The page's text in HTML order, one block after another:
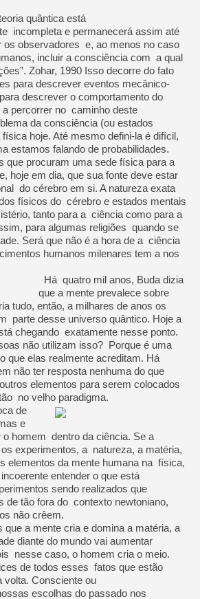
quântica está
incompleta e permanecerá assim até
os observadores e, ao menos no caso
incluir a consciência com a qual
Zohar, 1990 Isso decorre do fato
para descrever eventos mecânico-
descrever o comportamento do
a percorrer no caminho deste
da consciência (ou estados
hoje. Até mesmo defini-la é difícil,
estamos falando de probabilidades.
que procuram uma sede física para a
hoje em dia, que sua fonte deve estar
do cérebro em si. A natureza exata
físicos do cérebro e estados mentais
tanto para a ciência como para a
para algumas religiões quando se
Será que não é a hora de a ciência
humanos milenares tem a nos
Há quatro mil anos, Buda dizia
que a mente prevalece sobre
tudo, então, a milhares de anos os
parte desse universo quântico. Hoje a
chegando exatamente nesse ponto.
não utilizam isso? Porque é uma
que elas realmente acreditam. Há
não ter resposta nenhuma do que
elementos para serem colocados
no velho paradigma.
de
e
homem dentro da ciência. Se a
experimentos, a natureza, a matéria,
elementos da mente humana na física,
entender o que está
sendo realizados que
de tão fora do contexto newtoniano,
não crêem.
a mente cria e domina a matéria, a
diante do mundo vai aumentar
nesse caso, o homem cria o meio.
de todos esses fatos que estão
volta. Consciente ou
escolhas do passado nos